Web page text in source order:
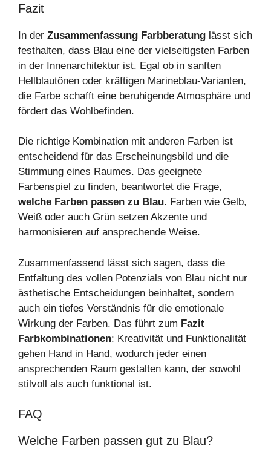
Fazit
In der Zusammenfassung Farbberatung lässt sich
festhalten, dass Blau eine der vielseitigsten Farben
in der Innenarchitektur ist. Egal ob in sanften
Hellblautönen oder kräftigen Marineblau-Varianten,
die Farbe schafft eine beruhigende Atmosphäre und
fördert das Wohlbefinden.
Die richtige Kombination mit anderen Farben ist
entscheidend für das Erscheinungsbild und die
Stimmung eines Raumes. Das geeignete
Farbenspiel zu finden, beantwortet die Frage,
welche Farben passen zu Blau. Farben wie Gelb,
Weiß oder auch Grün setzen Akzente und
harmonisieren auf ansprechende Weise.
Zusammenfassend lässt sich sagen, dass die
Entfaltung des vollen Potenzials von Blau nicht nur
ästhetische Entscheidungen beinhaltet, sondern
auch ein tiefes Verständnis für die emotionale
Wirkung der Farben. Das führt zum Fazit
Farbkombinationen: Kreativität und Funktionalität
gehen Hand in Hand, wodurch jeder einen
ansprechenden Raum gestalten kann, der sowohl
stilvoll als auch funktional ist.
FAQ
Welche Farben passen gut zu Blau?